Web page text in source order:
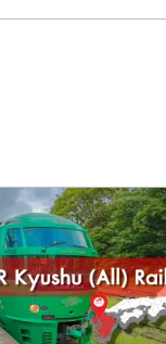
Dome City
3 6. Nonotori Coupon
TOKYO
ตรวจสอบรายชื่อ
เข้าร่วมเพิ่มเติม
ละ รถไฟด่วนพิเศษ ใน ภู
องความต้องการของนั
ที่เพิ่มขึ้นในทุกๆปี ** ตั๋วกระดาษ
EMS ภายใน 3 วันทำการ ตั๋
สั่งซื้อล่วงหน้าก่อนเดิน
กต้องนำ Voucher JR ไ
ไม่เกิน 90 วัน ** ตั๋วจะจัดส่ง